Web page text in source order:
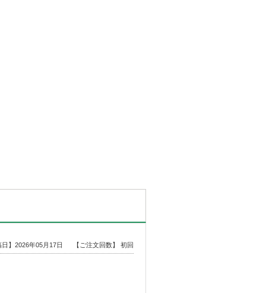
【ご注文回数】 初回
日】2026年05月17日